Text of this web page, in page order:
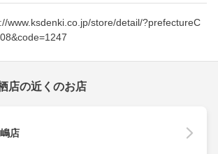
www.ksdenki.co.jp/store/detail/?prefectureC
店の近くのお店
店